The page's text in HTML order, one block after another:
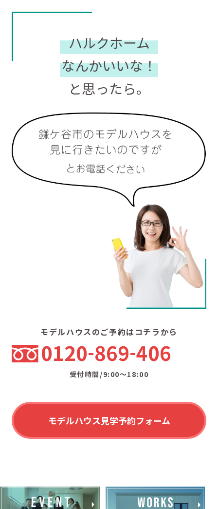
ハルクホーム
なんかいいな！
と思ったら。
モデルハウスのご予約はコチラから
0120 869 406
受付時間/9:00〜18:00
モデルハウス見学予約フォーム